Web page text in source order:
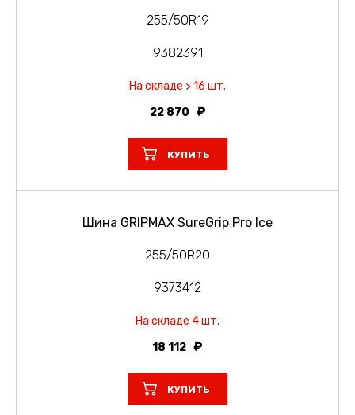
255/50R19
9382391
На складе > 16 шт.
22 870
КУПИТЬ
Шина GRIPMAX SureGrip Pro Ice
255/50R20
9373412
На складе 4 шт.
18 112
КУПИТЬ